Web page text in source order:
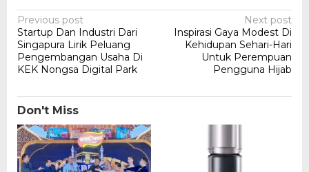
Post
navigation
Previous post
Startup Dan Industri Dari
Singapura Lirik Peluang
Pengembangan Usaha Di
KEK Nongsa Digital Park
Next post
Inspirasi Gaya Modest Di
Kehidupan Sehari-Hari
Untuk Perempuan
Pengguna Hijab
Don't Miss